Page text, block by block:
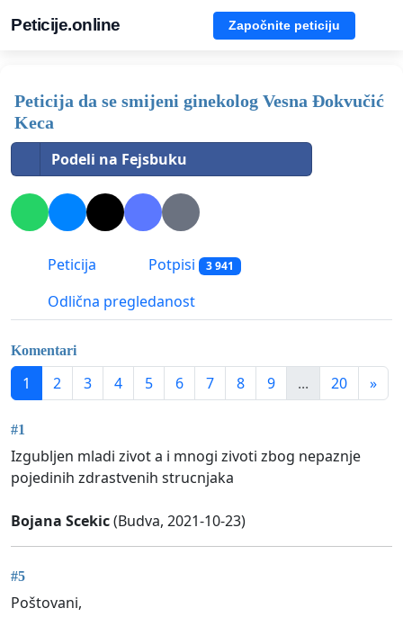
Peticije.online Započnite peticiju
Peticija da se smijeni ginekolog Vesna Đokvučić
Keca
Podeli na Fejsbuku
Peticija Potpisi 3 941
Odlična pregledanost
Komentari
1 2 3 4 5 6 7 8 9 ... 20 »
#1
Izgubljen mladi zivot a i mnogi zivoti zbog nepaznje
pojedinih zdrastvenih strucnjaka
Bojana Scekic(Budva, 2021-10-23)
#5
Poštovani,